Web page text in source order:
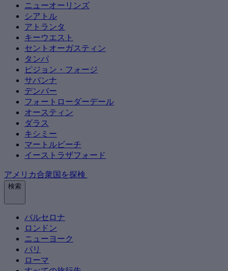
ニューオーリンズ
シアトル
アトランタ
キーウエスト
セントオーガスティン
タンパ
ピジョン・フォージ
サバンナ
デンバー
フォートローダーデール
オースティン
ダラス
キシミー
マートルビーチ
イーストラザフォード
アメリカ合衆国を探検
検索
バルセロナ
ロンドン
ニューヨーク
パリ
ローマ